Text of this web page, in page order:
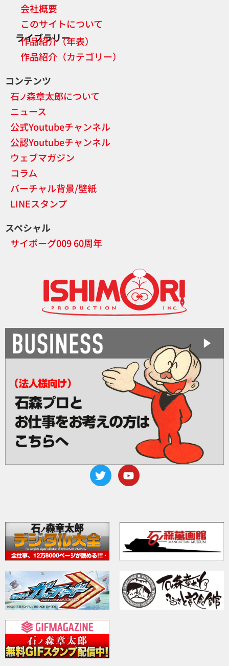
会社概要
このサイトについて
ライブラリー
作品紹介（年表）
作品紹介（カテゴリー）
コンテンツ
石ノ森章太郎について
ニュース
公式Youtubeチャンネル
公認Youtubeチャンネル
ウェブマガジン
コラム
バーチャル背景/壁紙
LINEスタンプ
スペシャル
サイボーグ009 60周年